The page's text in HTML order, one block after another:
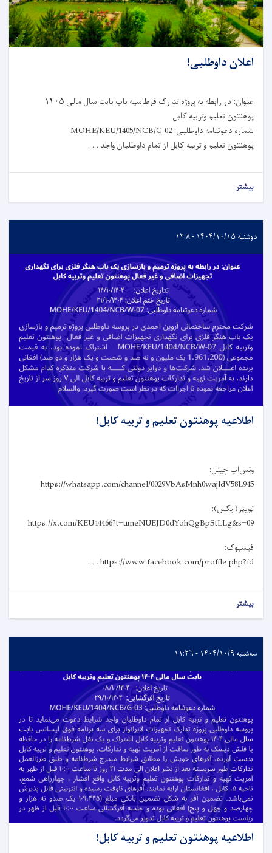
اعلان داوطلبی!
عنوان: در رابطه به پروژه تدارک قرطاسیه باب بابت سال مالی ۱۴۰۵
پوهنتون تعلیم وتربیه کابل
شماره دعوتنامه داوطلبی: MOHE/KEU/1405/NCB/G-02
پوهنتون تعلیم و تربیه کابل از تمام داوطلبان واجد . . .
بیشتر
دوشنبه ۱۴۰۴/۱۰/۱۵ - ۱۲:۸
اطلاعیه پوهنتون تعلیم و تربیه کابل!
وتس‌اپ چینل:
https://whatsapp.com/channel/0029VbAsMnh0wajldV58L945
ټویټر(ایکس):
https://x.com/KEU44466?t=umeNUEJD0dYohQgBpStLLg&s=09
فیسبوک:
https://www.facebook.com/profile.php?id . . .
بیشتر
سه‌شنبه ۱۴۰۴/۱۰/۹ - ۱۱:۲۶
اطلاعیه پوهنتون تعلیم و تربیه کابل!